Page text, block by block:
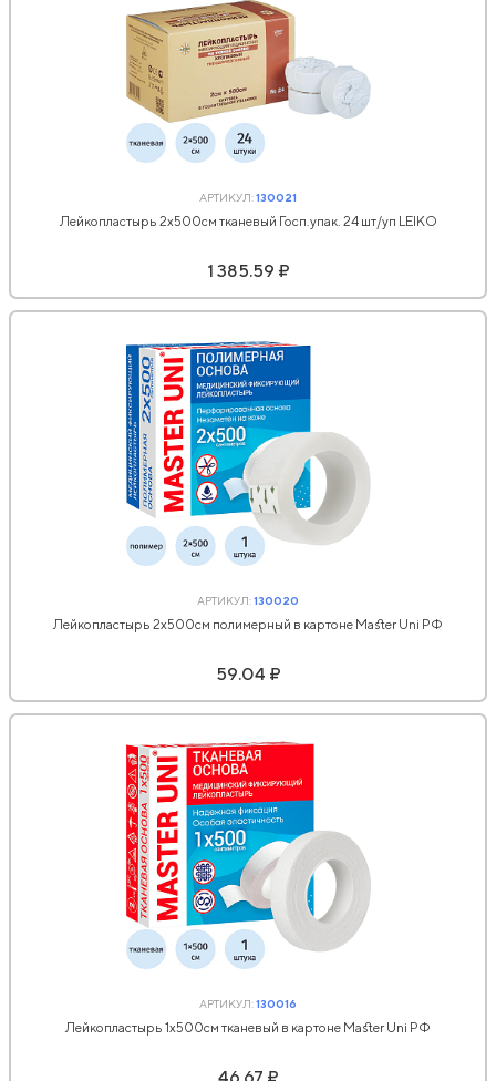
АРТИКУЛ:130021
Лейкопластырь 2х500см тканевый Госп.упак. 24 шт/уп LEIKO
1 385.59 ₽
АРТИКУЛ:130020
Лейкопластырь 2х500см полимерный в картоне Master Uni РФ
59.04 ₽
АРТИКУЛ:130016
Лейкопластырь 1х500см тканевый в картоне Master Uni РФ
46.67 ₽